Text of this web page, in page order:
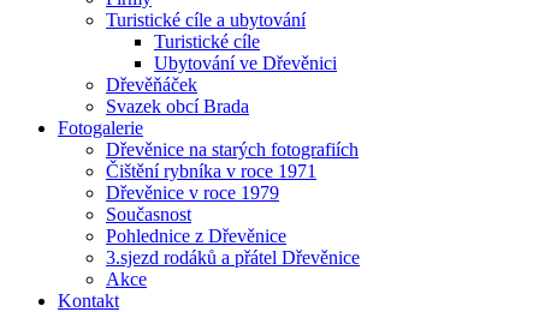
Turistické cíle a ubytování
Turistické cíle
Ubytování ve Dřevěnici
Dřevěňáček
Svazek obcí Brada
Fotogalerie
Dřevěnice na starých fotografiích
Čištění rybníka v roce 1971
Dřevěnice v roce 1979
Současnost
Pohlednice z Dřevěnice
3.sjezd rodáků a přátel Dřevěnice
Akce
Kontakt